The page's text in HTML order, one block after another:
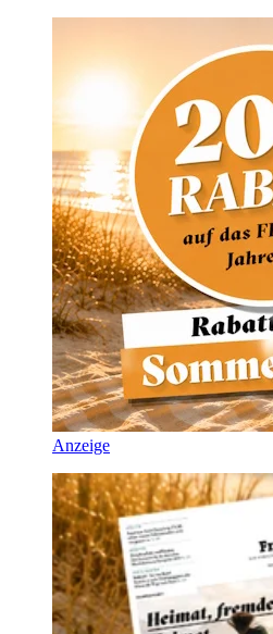
Anzeige